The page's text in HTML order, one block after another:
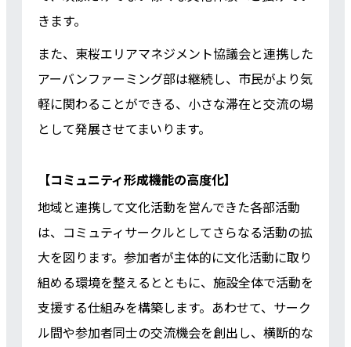
きます。
また、東桜エリアマネジメント協議会と連携した
アーバンファーミング部は継続し、市民がより気
軽に関わることができる、小さな滞在と交流の場
として発展させてまいります。
【コミュニティ形成機能の高度化】
地域と連携して文化活動を営んできた各部活動
は、コミュティサークルとしてさらなる活動の拡
大を図ります。参加者が主体的に文化活動に取り
組める環境を整えるとともに、施設全体で活動を
支援する仕組みを構築します。あわせて、サーク
ル間や参加者同士の交流機会を創出し、横断的な